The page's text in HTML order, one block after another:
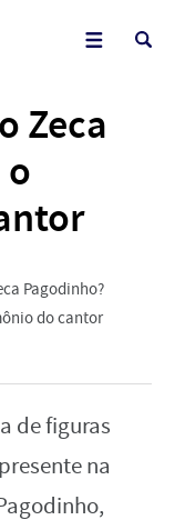
Zeca
Pagodinho?
do cantor
de figuras
na